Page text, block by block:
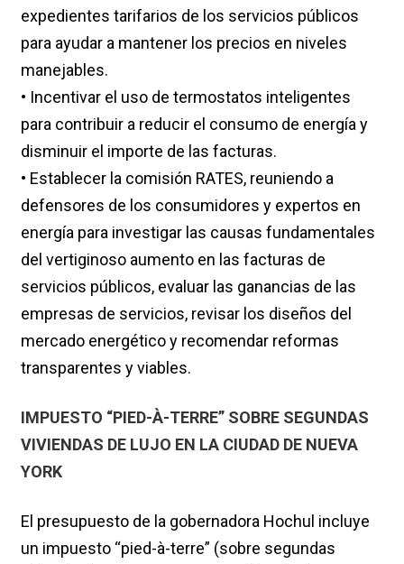
expedientes tarifarios de los servicios públicos
para ayudar a mantener los precios en niveles
manejables.
• Incentivar el uso de termostatos inteligentes
para contribuir a reducir el consumo de energía y
disminuir el importe de las facturas.
• Establecer la comisión RATES, reuniendo a
defensores de los consumidores y expertos en
energía para investigar las causas fundamentales
del vertiginoso aumento en las facturas de
servicios públicos, evaluar las ganancias de las
empresas de servicios, revisar los diseños del
mercado energético y recomendar reformas
transparentes y viables.
IMPUESTO “PIED-À-TERRE” SOBRE SEGUNDAS
VIVIENDAS DE LUJO EN LA CIUDAD DE NUEVA
YORK
El presupuesto de la gobernadora Hochul incluye
un impuesto “pied-à-terre” (sobre segundas